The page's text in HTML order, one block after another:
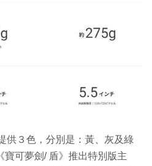
供３色，分別是：黃、灰及綠
可夢劍/ 盾》推出特別版主